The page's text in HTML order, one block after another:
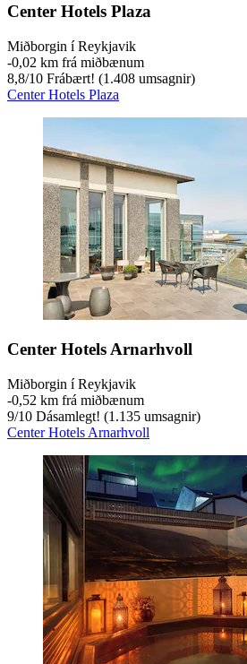
Center Hotels Plaza
Miðborgin í Reykjavik
‐0,02 km frá miðbænum
8,8/10 Frábært! (1.408 umsagnir)
Center Hotels Plaza
Center Hotels Arnarhvoll
Miðborgin í Reykjavik
‐0,52 km frá miðbænum
9/10 Dásamlegt! (1.135 umsagnir)
Center Hotels Arnarhvoll